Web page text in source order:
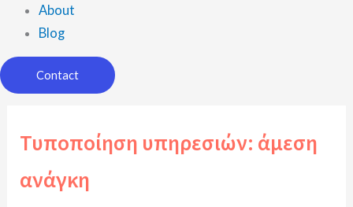
About
Blog
Contact
Τυποποίηση υπηρεσιών: άμεση
ανάγκη